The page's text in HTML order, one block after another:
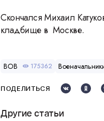
Скончался Михаил
кладбище в Москве.
ВОВ 175362
ПОДЕЛИТЬСЯ
Другие статьи